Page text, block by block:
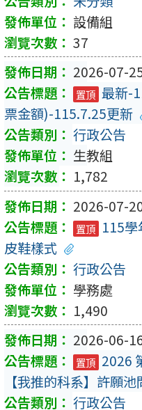
設備組
37
2026-07-
置頂 最新-
票金額)-115.7.25更新
行政公告
生教組
1,782
2026-07-
置頂 115學
皮鞋樣式
行政公告
學務處
1,490
2026-06-
置頂 2026
【我推的科系】許願池
行政公告